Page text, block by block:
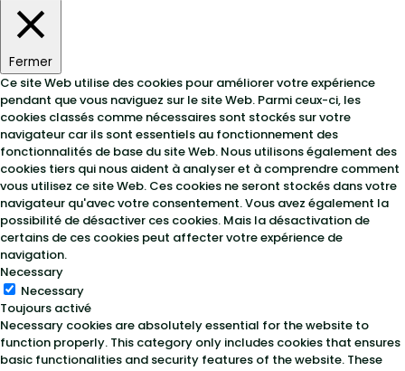
Fermer
Ce site Web utilise des cookies pour améliorer votre expérience
pendant que vous naviguez sur le site Web. Parmi ceux-ci, les
cookies classés comme nécessaires sont stockés sur votre
navigateur car ils sont essentiels au fonctionnement des
fonctionnalités de base du site Web. Nous utilisons également des
cookies tiers qui nous aident à analyser et à comprendre comment
vous utilisez ce site Web. Ces cookies ne seront stockés dans votre
navigateur qu'avec votre consentement. Vous avez également la
possibilité de désactiver ces cookies. Mais la désactivation de
certains de ces cookies peut affecter votre expérience de
navigation.
Necessary
Necessary
Toujours activé
Necessary cookies are absolutely essential for the website to
function properly. This category only includes cookies that ensures
basic functionalities and security features of the website. These